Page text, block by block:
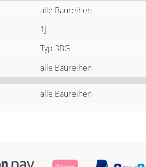
alle Baureihen
1J
Typ 3BG
alle Baureihen
alle Baureihen